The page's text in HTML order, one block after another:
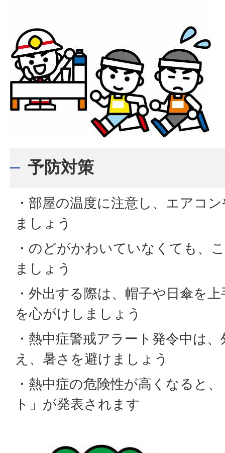
予防対策
・部屋の温度に注意し、エアコ
ましょう
・のどがかわいていなくても、
ましょう
・外出する際は、帽子や日傘を
を心がけしましょう
・熱中症警戒アラート発令中は
え、暑さを避けましょう
・熱中症の危険性が高くなると
ト」が発表されます